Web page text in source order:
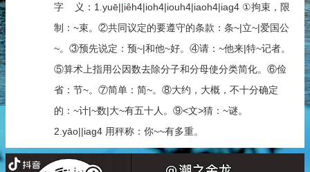
字 义：1.yuē||iêh4|ioh4|iouh4|iaoh4|iag4 ①拘束，限
制：~束。②共同议定的要遵守的条款：条~|立~|爱国公
~。③预先说定：预~|和他~好。④请：~他来|特~记者。
⑤算术上指用公因数去除分子和分母使分类简化。⑥俭
省：节~。⑦简单：简~。⑧大约，大概，不十分确定
的：~计|~数|大~有五十人。⑨<文>猜：~谜。
2.yāo||iag4 用秤称：你~~有多重。